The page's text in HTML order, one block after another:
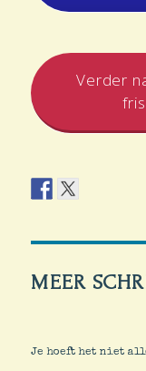
Verder
MEER
Je hoeft het niet